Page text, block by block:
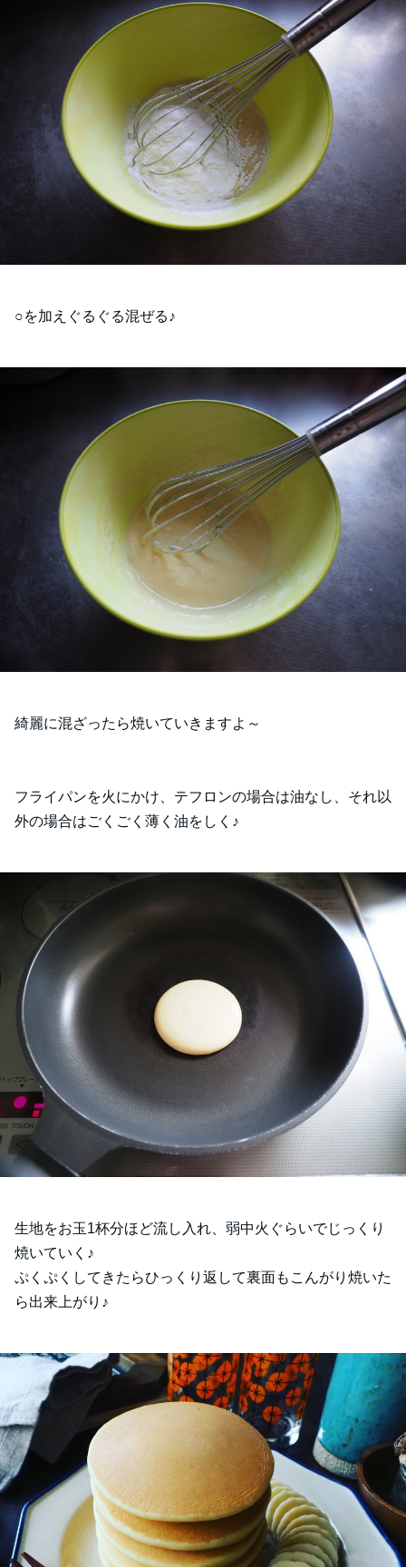
○を加えぐるぐる混ぜる♪
綺麗に混ざったら焼いていきますよ～
フライパンを火にかけ、テフロンの場合は油なし、それ以
外の場合はごくごく薄く油をしく♪
生地をお玉1杯分ほど流し入れ、弱中火ぐらいでじっくり
焼いていく♪
ぷくぷくしてきたらひっくり返して裏面もこんがり焼いた
ら出来上がり♪